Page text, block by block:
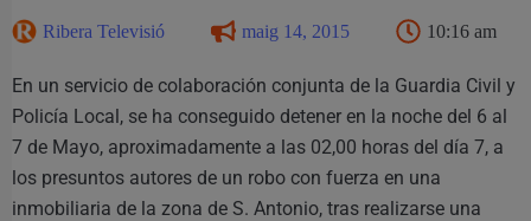
Ribera Televisió maig 14, 2015 10:16 am
En un servicio de colaboración conjunta de la Guardia Civil y
Policía Local, se ha conseguido detener en la noche del 6 al
7 de Mayo, aproximadamente a las 02,00 horas del día 7, a
los presuntos autores de un robo con fuerza en una
inmobiliaria de la zona de S. Antonio, tras realizarse una